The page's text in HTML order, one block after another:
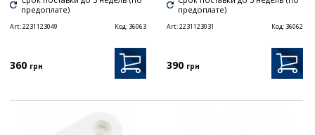
предоплате)
Art:2231123049 Код: 36063
360 грн
предоплате)
Art:2231123031 Код: 36062
390 грн